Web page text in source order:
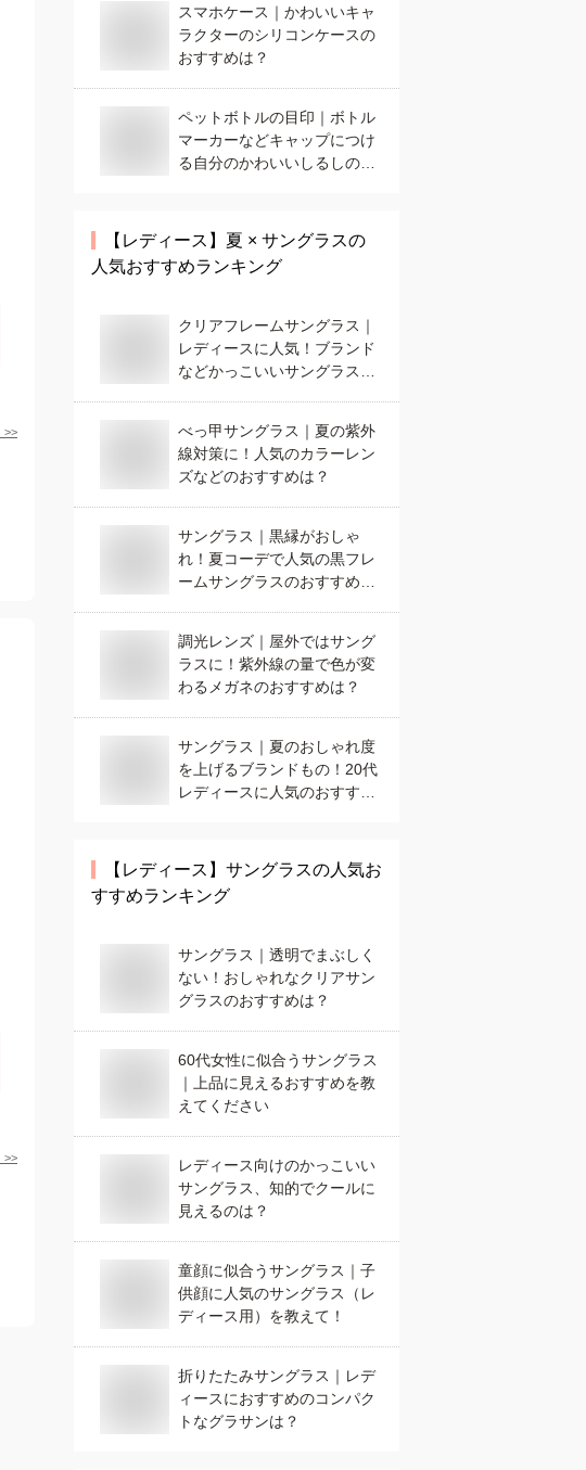
>>
>>
スマホケース｜かわいいキャ
ラクターのシリコンケースの
おすすめは？
ペットボトルの目印｜ボトル
マーカーなどキャップにつけ
る自分のかわいいしるしのお
【レディース】 夏 × サングラスの
人気おすすめランキング
クリアフレームサングラス｜
レディースに人気！ブランド
などかっこいいサングラスの
べっ甲サングラス｜夏の紫外
線対策に！人気のカラーレン
ズなどのおすすめは？
サングラス｜黒縁がおしゃ
れ！夏コーデで人気の黒フレ
ームサングラスのおすすめ
調光レンズ｜屋外ではサング
ラスに！紫外線の量で色が変
わるメガネのおすすめは？
サングラス｜夏のおしゃれ度
を上げるブランドもの！20代
レディースに人気のおすすめ
【レディース】 サングラスの人気お
すすめランキング
サングラス｜透明でまぶしく
ない！おしゃれなクリアサン
グラスのおすすめは？
60代女性に似合うサングラス
｜上品に見えるおすすめを教
えてください
レディース向けのかっこいい
サングラス、知的でクールに
見えるのは？
童顔に似合うサングラス｜子
供顔に人気のサングラス（レ
ディース用）を教えて！
折りたたみサングラス｜レデ
ィースにおすすめのコンパク
トなグラサンは？